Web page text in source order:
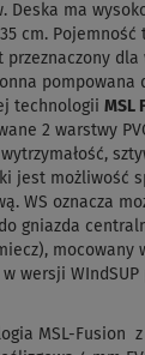
Deska ma
cm. Pojemność
przeznaczony
pompowana
technologii MSL
2 warstwy
jest możliwość
WS oznacza
gniazda
mocowany
wersji WIndSUP
MSL-Fusion z